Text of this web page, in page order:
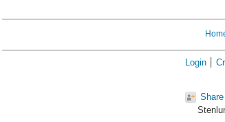
Login
Share